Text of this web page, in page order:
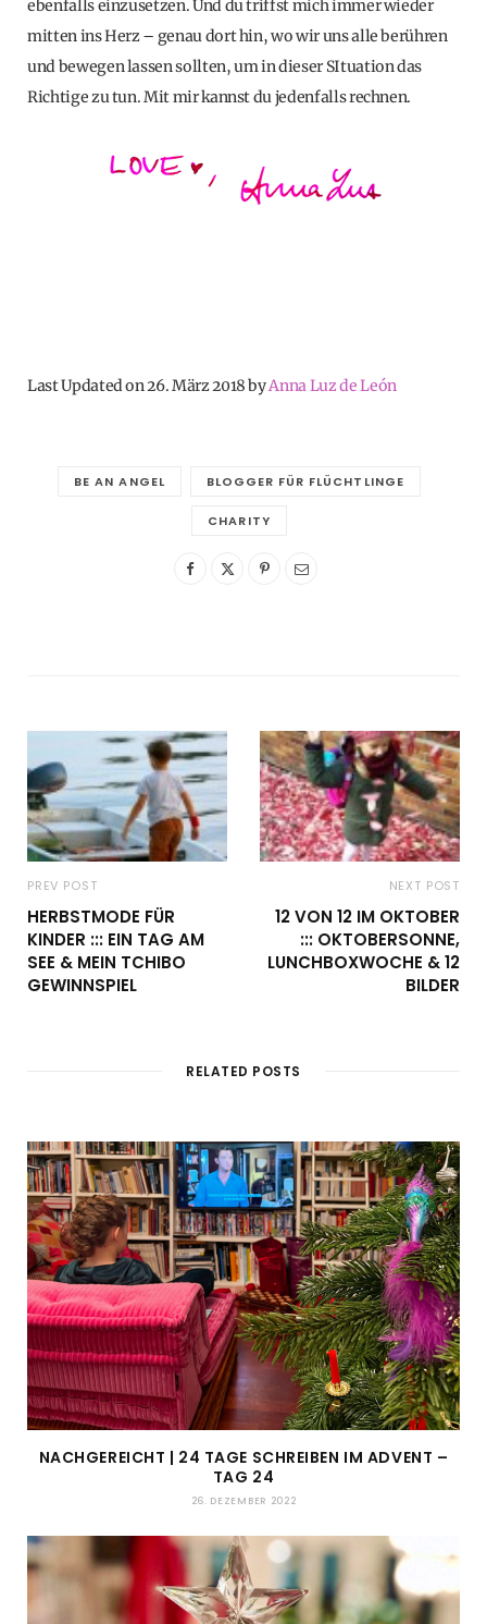
ebenfalls einzusetzen. Und du triffst mich immer wieder
mitten ins Herz – genau dort hin, wo wir uns alle berühren
und bewegen lassen sollten, um in dieser SItuation das
Richtige zu tun. Mit mir kannst du jedenfalls rechnen.
Last Updated on 26. März 2018 byAnna Luz de León
BE AN ANGEL BLOGGER FÜR FLÜCHTLINGE
CHARITY
PREV POST
HERBSTMODE FÜR
KINDER ::: EIN TAG AM
SEE & MEIN TCHIBO
GEWINNSPIEL
NEXT POST
12 VON 12 IM OKTOBER
::: OKTOBERSONNE,
LUNCHBOXWOCHE & 12
BILDER
RELATED POSTS
NACHGEREICHT | 24 TAGE SCHREIBEN IM ADVENT –
TAG 24
26. DEZEMBER 2022